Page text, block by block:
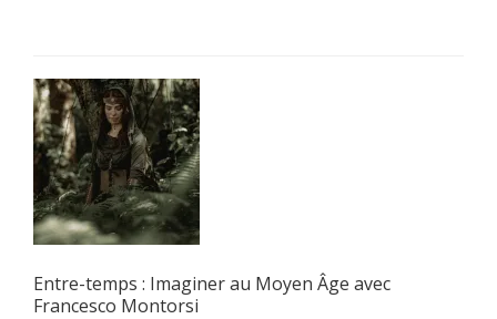
Entre-temps : Imaginer au Moyen Âge avec
Francesco Montorsi